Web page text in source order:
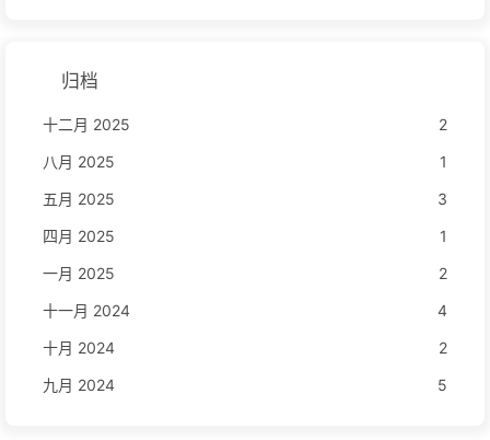
归档
十二月 2025
2
八月 2025
1
五月 2025
3
四月 2025
1
一月 2025
2
十一月 2024
4
十月 2024
2
九月 2024
5